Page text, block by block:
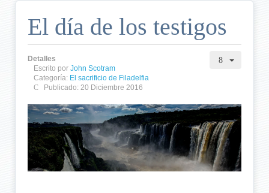
El día de los testigos
Detalles
Escrito por John Scotram
Categoría: El sacrificio de Filadelfia
Publicado: 20 Diciembre 2016